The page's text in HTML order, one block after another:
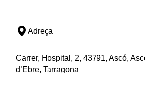
Adreça
Carrer, Hospital, 2, 43791, Ascó,
d’Ebre, Tarragona